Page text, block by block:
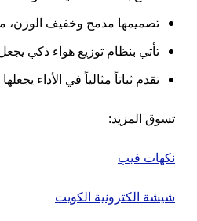
تصميمها مدمج وخفيف الوزن،
تأتي بنظام توزيع هواء ذكي
تقدم ثباتاً مثالياً في الأداء
تسوق المزيد:
نكهات فيب
شيشة الكترونية الكويت